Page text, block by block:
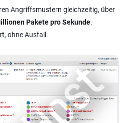
Angriffsmustern gleichzeitig, über
Pakete pro Sekunde.
ohne Ausfall.